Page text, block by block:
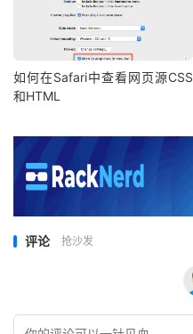
如何在Safari中查看网页源CSS
和HTML
评论 抢沙发